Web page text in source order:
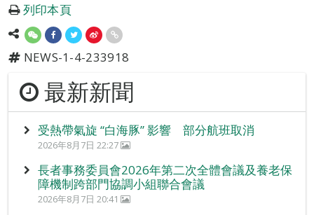
列印本頁
NEWS-1-4-233918
最新新聞
受熱帶氣旋 “白海豚” 影響 部分航班取消
2026年8月7日 22:27
長者事務委員會2026年第二次全體會議及養老保
障機制跨部門協調小組聯合會議
2026年8月7日 20:41